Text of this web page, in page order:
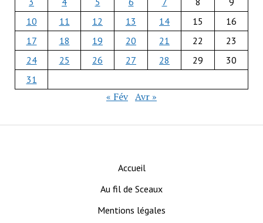
10
11 12 13 14 15
16
17
18 19 20 21 22
23
24
25 26 27 28 29
30
31
« Fév Avr »
Accueil
Au fil de Sceaux
Mentions légales